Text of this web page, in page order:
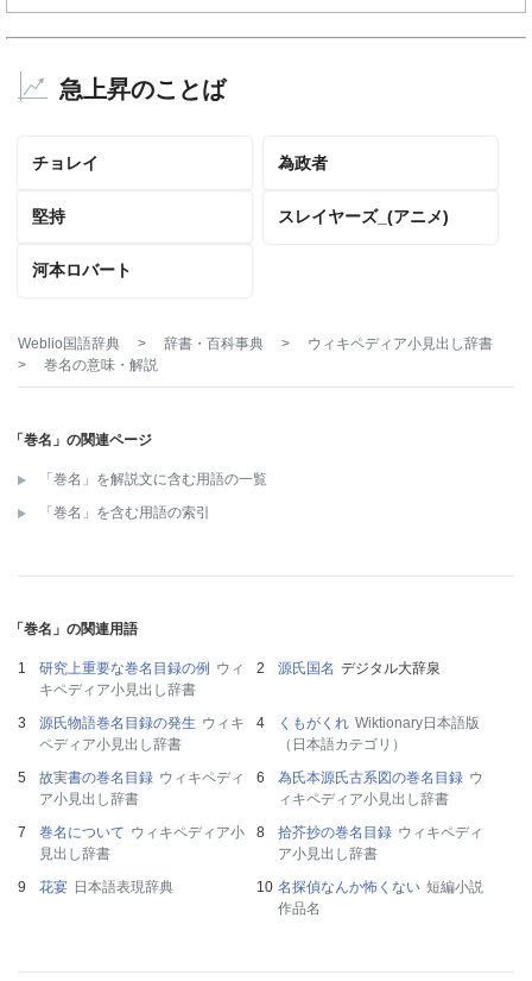
急上昇のことば
チョレイ 為政者
堅持 スレイヤーズ_(アニメ)
河本ロバート
Weblio国語辞典 > 辞書・百科事典 >
ウィキペディア小見出し辞書
>
巻名の意味・解説
「巻名」の関連ページ
「巻名」を解説文に含む用語の一覧
「巻名」を含む用語の索引
「巻名」の関連用語
研究上重要な巻名目録の例 ウィ
キペディア小見出し辞書
源氏国名 デジタル大辞泉
源氏物語巻名目録の発生 ウィキ
ペディア小見出し辞書
くもがくれ Wiktionary日本語版
（日本語カテゴリ）
故実書の巻名目録 ウィキペディ
ア小見出し辞書
為氏本源氏古系図の巻名目録 ウ
ィキペディア小見出し辞書
巻名について ウィキペディア小
見出し辞書
拾芥抄の巻名目録 ウィキペディ
ア小見出し辞書
花宴 日本語表現辞典 名探偵なんか怖くない 短編小説
作品名